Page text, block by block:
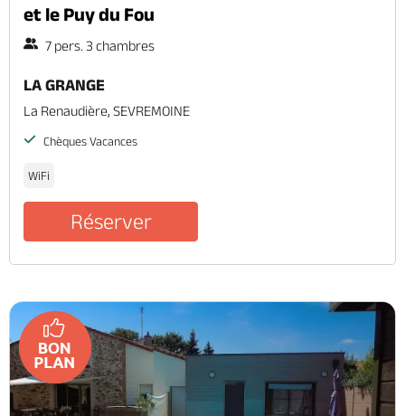
et le Puy du Fou
7 pers. 3 chambres
LA GRANGE
La Renaudière, SEVREMOINE
Chèques Vacances
WiFi
Réserver